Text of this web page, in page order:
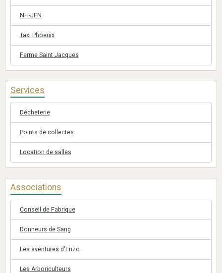
NH-JEN
Taxi Phoenix
Ferme Saint Jacques
Services
Décheterie
Points de collectes
Location de salles
Associations
Conseil de Fabrique
Donneurs de Sang
Les aventures d'Enzo
Les Arboriculteurs